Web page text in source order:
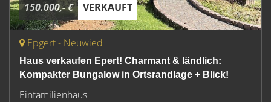
150.000,- € VERKAUFT
Epgert - Neuwied
Haus verkaufen Epert! Charmant & ländlich:
Kompakter Bungalow in Ortsrandlage + Blick!
Einfamilienhaus